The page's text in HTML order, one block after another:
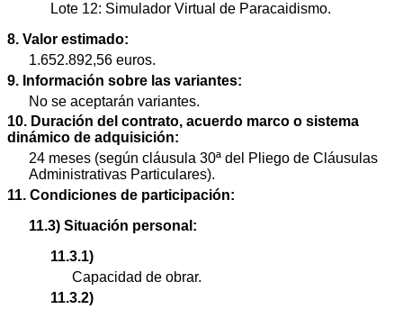
Lote 12: Simulador Virtual de Paracaidismo.
8. Valor estimado:
1.652.892,56 euros.
9. Información sobre las variantes:
No se aceptarán variantes.
10. Duración del contrato, acuerdo marco o sistema
dinámico de adquisición:
24 meses (según cláusula 30ª del Pliego de Cláusulas
Administrativas Particulares).
11. Condiciones de participación:
11.3) Situación personal:
11.3.1)
Capacidad de obrar.
11.3.2)